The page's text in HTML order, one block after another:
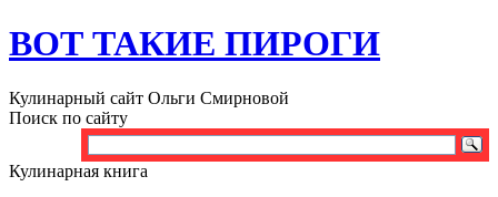
ВОТ ТАКИЕ ПИРОГИ
Кулинарный сайт Ольги Смирновой
Поиск по сайту
Кулинарная книга